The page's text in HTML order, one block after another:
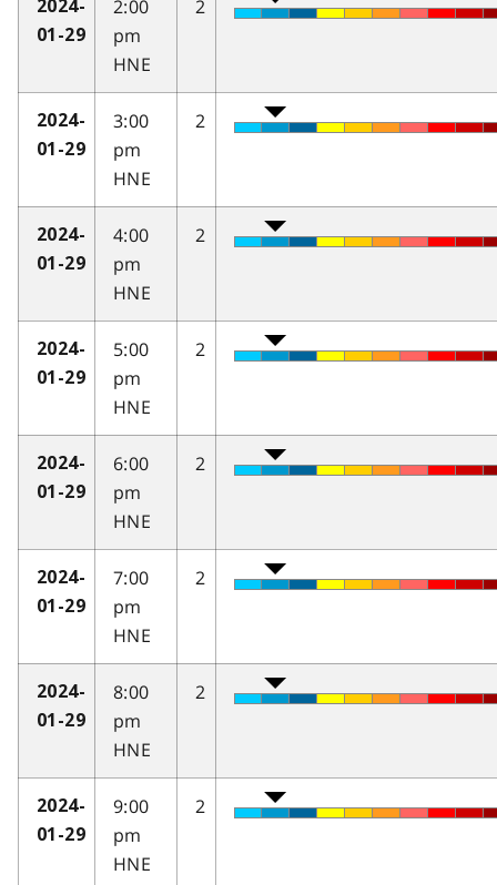
2024-
01-29
2:00
pm
HNE
2
2024-
01-29
3:00
pm
HNE
2
2024-
01-29
4:00
pm
HNE
2
2024-
01-29
5:00
pm
HNE
2
2024-
01-29
6:00
pm
HNE
2
2024-
01-29
7:00
pm
HNE
2
2024-
01-29
8:00
pm
HNE
2
2024-
01-29
9:00
pm
HNE
2